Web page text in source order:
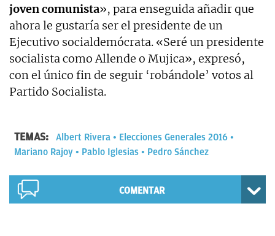
joven comunista», para enseguida añadir que
ahora le gustaría ser el presidente de un
Ejecutivo socialdemócrata. «Seré un presidente
socialista como Allende o Mujica», expresó,
con el único fin de seguir ‘robándole’ votos al
Partido Socialista.
TEMAS: Albert Rivera
Elecciones Generales 2016
Mariano Rajoy
Pablo Iglesias Pedro Sánchez
COMENTAR